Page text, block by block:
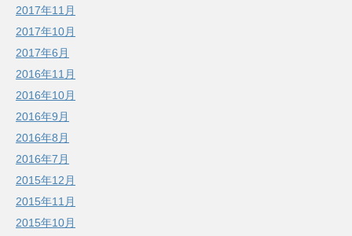
2017年11月
2017年10月
2017年6月
2016年11月
2016年10月
2016年9月
2016年8月
2016年7月
2015年12月
2015年11月
2015年10月